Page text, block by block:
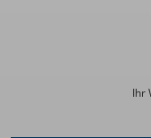
Ihr